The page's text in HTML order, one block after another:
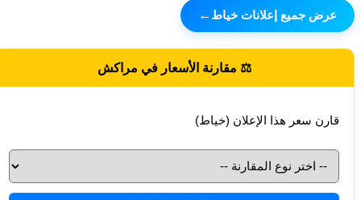
عرض جميع إعلانات خياط ←
⚖️ مقارنة الأسعار في مراكش
قارن سعر هذا الإعلان (خياط)